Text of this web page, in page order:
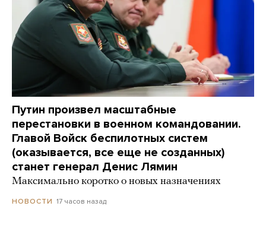
Путин произвел масштабные
перестановки в военном командовании.
Главой Войск беспилотных систем
(оказывается, все еще не созданных)
станет генерал Денис Лямин
Максимально коротко о новых назначениях
НОВОСТИ 17 часов назад